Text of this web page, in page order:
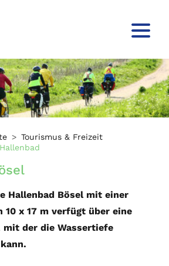
Tourismus & Freizeit
Hallenbad
Hallenbad Bösel mit einer
10 x 17 m verfügt über eine
mit der die Wassertiefe